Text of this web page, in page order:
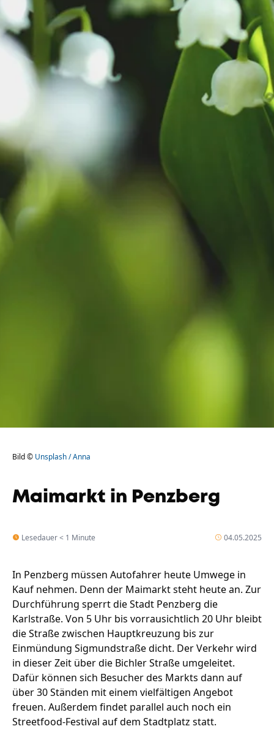
Bild © Unsplash / Anna
Maimarkt in Penzberg
Lesedauer < 1 Minute 04.05.2025
In Penzberg müssen Autofahrer heute Umwege in
Kauf nehmen. Denn der Maimarkt steht heute an. Zur
Durchführung sperrt die Stadt Penzberg die
Karlstraße. Von 5 Uhr bis vorrausichtlich 20 Uhr bleibt
die Straße zwischen Hauptkreuzung bis zur
Einmündung Sigmundstraße dicht. Der Verkehr wird
in dieser Zeit über die Bichler Straße umgeleitet.
Dafür können sich Besucher des Markts dann auf
über 30 Ständen mit einem vielfältigen Angebot
freuen. Außerdem findet parallel auch noch ein
Streetfood-Festival auf dem Stadtplatz statt.